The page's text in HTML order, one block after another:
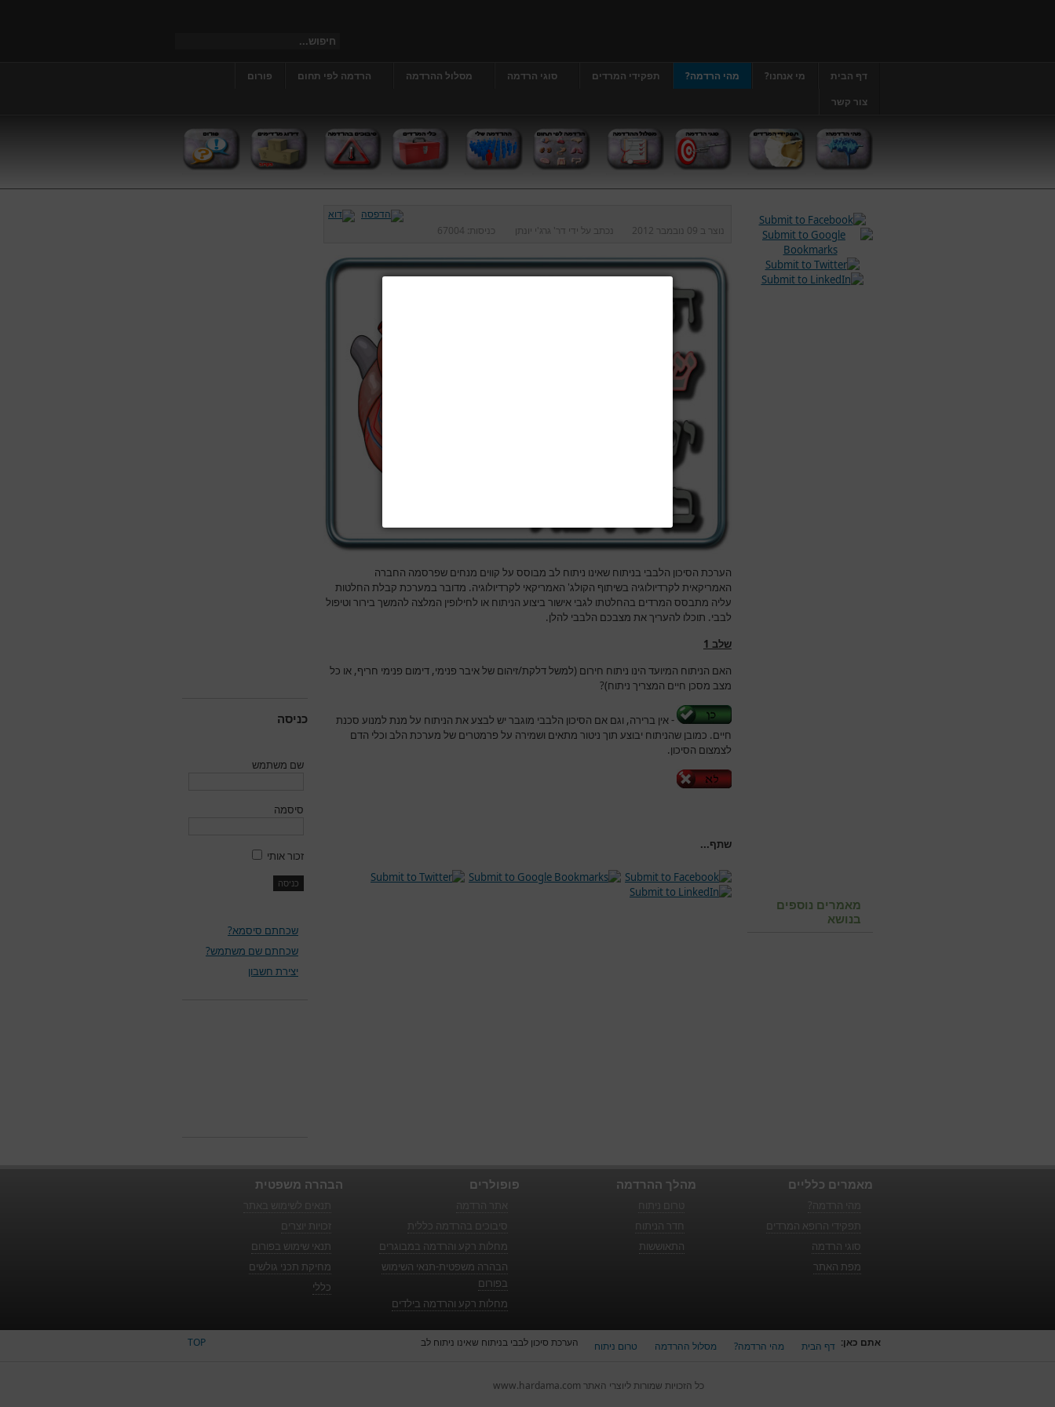
דף הבית מי אנחנו? מהי הרדמה? תפקידי המרדים סוגי הרדמה מסלול ההרדמה הרדמה לפי תחום
פורום
צור קשר
נוצר ב 09 נובמבר 2012 נכתב על ידי דר' גרג'י יונתן כניסות: 67004
הערכת הסיכון הלבבי בניתוח שאינו ניתוח לב מבוסס על קווים מנחים שפרסמה החברה
האמריקאית לקרדיולוגיה בשיתוף הקולג' האמריקאי לקרדיולוגיה. מדובר במערכת קבלת החלטות
עליה מתבסס המרדים בהחלטתו לגבי אישור ביצוע הניתוח או לחילופין המלצה להמשך בירור וטיפול
לבבי. תוכלו להעריך את מצבכם הלבבי להלן.
שלב 1
האם הניתוח המיועד הינו ניתוח חירום (למשל דלקת/זיהום של איבר פנימי, דימום פנימי חריף, או כל
מצב מסכן חיים המצריך ניתוח)?
- אין ברירה, וגם אם הסיכון הלבבי מוגבר יש לבצע את הניתוח על מנת למנוע סכנת
חיים. כמובן שהניתוח יבוצע תוך ניטור מתאים ושמירה על פרמטרים של מערכת הלב וכלי הדם
לצמצום הסיכון.
שתף...
כניסה
שם משתמש
סיסמה
זכור אותי
שכחתם סיסמא?
שכחתם שם משתמש?
יצירת חשבון
מאמרים נוספים
בנושא
הבהרה משפטית
זכויות יוצרים
תנאי שימוש בפורום
מחיקת תכני גולשים
כללי
פופולרים
סיבוכים בהרדמה כללית
מחלות רקע והרדמה במבוגרים
הבהרה משפטית-תנאי השימוש
בפורום
מחלות רקע והרדמה בילדים
מהלך ההרדמה
חדר הניתוח
התאוששות
מאמרים כלליים
תפקידי הרופא המרדים
סוגי הרדמה
מפת האתר
אתם כאן: דף הבית מהי הרדמה? מסלול ההרדמה טרום ניתוח הערכת סיכון לבבי בניתוח שאינו ניתוח לב TOP
כל הזכויות שמורות ליוצרי האתר www.hardama.com